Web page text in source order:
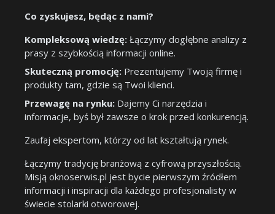
Co zyskujesz, będąc z nami?
Kompleksową wiedzę: Łączymy dogłębne analizy z
prasy z szybkością informacji online.
Skuteczną promocję: Prezentujemy Twoją firmę i
produkty tam, gdzie są Twoi klienci.
Przewagę na rynku: Dajemy Ci narzędzia i
informacje, byś był zawsze o krok przed konkurencją.
Zaufaj ekspertom, którzy od lat kształtują rynek.
Łączymy tradycję branżową z cyfrową przyszłością.
Misją oknoserwis.pl jest bycie pierwszym źródłem
informacji i inspiracji dla każdego profesjonalisty w
świecie stolarki otworowej.